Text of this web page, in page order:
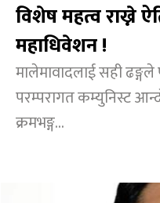
विशेष महत्व राख्ने
महाधिवेशन !
मालेमावादलाई सही
परम्परागत कम्युनिस्ट
क्रमभङ्ग...